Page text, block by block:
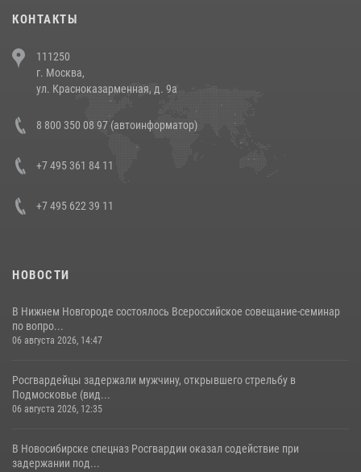
напавших на бригаду скорой помощи (видео)
14 июля 2026, 12:20
В Росгвардии прошла военно-научная конференция по обобщению
боевого опыта
КОНТАКТЫ
111250
г. Москва,
ул. Красноказарменная, д. 9а
8 800 350 08 97 (автоинформатор)
+7 495 361 84 11
+7 495 622 39 11
НОВОСТИ
В Нижнем Новгороде состоялось Всероссийское совещание-семинар
по вопро...
06 августа 2026, 14:47
Росгвардейцы задержали мужчину, открывшего стрельбу в
Подмосковье (вид...
06 августа 2026, 12:35
В Новосибирске спецназ Росгвардии оказал содействие при
задержании под...